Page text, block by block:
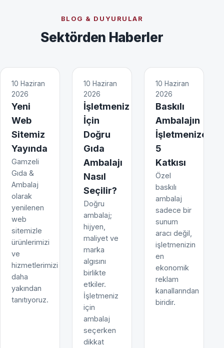
BLOG & DUYURULAR
Sektörden Haberler
10 Haziran
2026
Yeni
Web
Sitemiz
Yayında
Gamzeli
Gıda &
Ambalaj
olarak
yenilenen
web
sitemizle
ürünlerimizi
ve
hizmetlerimizi
daha
yakından
tanıtıyoruz.
10 Haziran
2026
İşletmeniz
İçin
Doğru
Gıda
Ambalajı
Nasıl
Seçilir?
Doğru
ambalaj;
hijyen,
maliyet ve
marka
algısını
birlikte
etkiler.
İşletmeniz
için
ambalaj
seçerken
dikkat
10 Haziran
2026
Baskılı
Ambalajın
İşletmenize
5
Katkısı
Özel
baskılı
ambalaj
sadece bir
sunum
aracı değil,
işletmenizin
en
ekonomik
reklam
kanallarından
biridir.